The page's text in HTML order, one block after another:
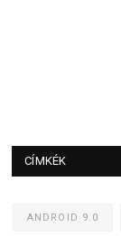
CÍMKÉK
ANDROID 9.0